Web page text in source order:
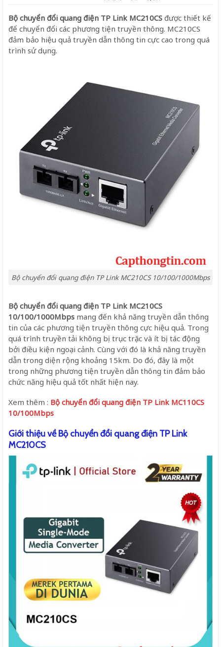
Bộ chuyển đổi quang điện TP Link MC210CS được thiết kế
để chuyển đổi các phương tiện truyền thông. MC210CS
đảm bảo hiệu quả truyền dẫn thông tin cực cao trong quá
trình sử dụng.
Bộ chuyển đổi quang điện TP Link MC210CS 10/100/1000Mbps
Bộ chuyển đổi quang điện TP Link MC210CS
10/100/1000Mbps mang đến khả năng truyền dẫn thông
tin của các phương tiện truyền thông cực hiệu quả. Trong
quá trình truyền tải không bị trục trặc và ít bị tác động
bởi điều kiện ngoại cảnh. Cùng với đó là khả năng truyền
dẫn trong diện rộng khoảng 15km. Do đó, đây là một
trong những phương tiện truyền dẫn thông tin đảm bảo
chức năng hiệu quả tốt nhất hiện nay.
Xem thêm : Bộ chuyển đổi quang điện TP Link MC110CS
10/100Mbps
Giới thiệu về Bộ chuyển đổi quang điện TP Link
MC210CS